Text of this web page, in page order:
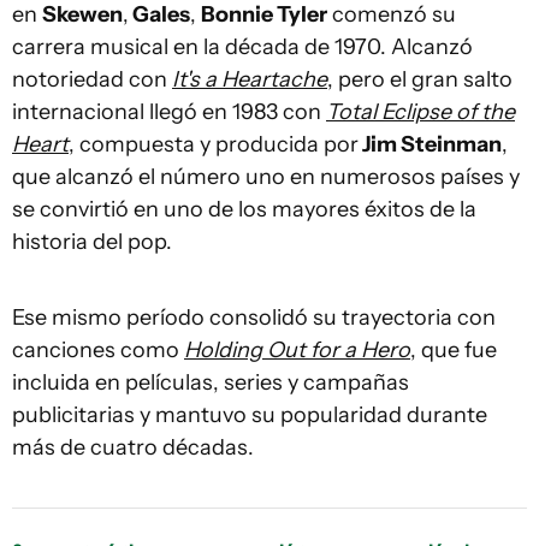
en Skewen,Gales, Bonnie Tylercomenzó su
carrera musical en la década de 1970. Alcanzó
notoriedad con It's a Heartache, pero el gran salto
internacional llegó en 1983 con Total Eclipse of the
Heart, compuesta y producida porJim Steinman,
que alcanzó el número uno en numerosos países y
se convirtió en uno de los mayores éxitos de la
historia del pop.
Ese mismo período consolidó su trayectoria con
canciones como Holding Out for a Hero, que fue
incluida en películas, series y campañas
publicitarias y mantuvo su popularidad durante
más de cuatro décadas.